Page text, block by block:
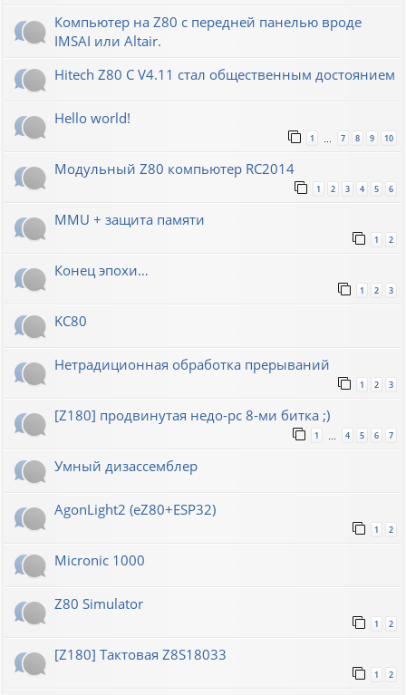
Компьютер на Z80 с передней панелью вроде
IMSAI или Altair.
Hitech Z80 C V4.11 стал общественным достоянием
Hello world!
1 7 8 9 10
Модульный Z80 компьютер RC2014
1 2 3 4 5 6
MMU + защита памяти
1 2
Конец эпохи…
1 2 3
KC80
Нетрадиционная обработка прерываний
1 2 3
[Z180] продвинутая недо-pc 8-ми битка ;)
1 … 4 5 6 7
Умный дизассемблер
AgonLight2 (eZ80+ESP32)
1 2
Micronic 1000
Z80 Simulator
1 2
[Z180] Тактовая Z8S18033
1 2